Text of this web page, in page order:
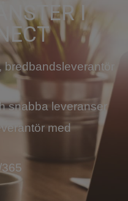
I
snabba leveranser
med